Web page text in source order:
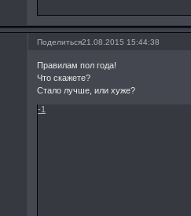
Поделиться21.08.2015 15:44:38
Правилам пол года!
Что скажете?
Стало лучше, или хуже?
-1